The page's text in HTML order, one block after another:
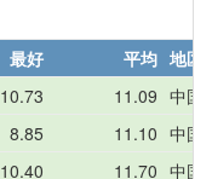
最好 平均 地区
10.73 11.09 中国
8.85 11.10 中国
10.40 11.70 中国